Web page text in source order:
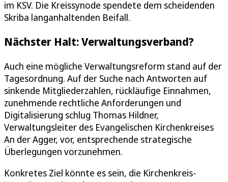
im KSV. Die Kreissynode spendete dem scheidenden
Skriba langanhaltenden Beifall.
Nächster Halt: Verwaltungsverband?
Auch eine mögliche Verwaltungsreform stand auf der
Tagesordnung. Auf der Suche nach Antworten auf
sinkende Mitgliederzahlen, rückläufige Einnahmen,
zunehmende rechtliche Anforderungen und
Digitalisierung schlug Thomas Hildner,
Verwaltungsleiter des Evangelischen Kirchenkreises
An der Agger, vor, entsprechende strategische
Überlegungen vorzunehmen.
Konkretes Ziel könnte es sein, die Kirchenkreis-